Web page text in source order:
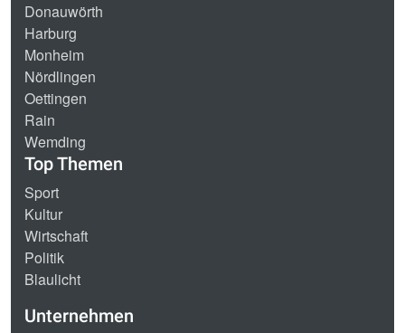
Donauwörth
Harburg
Monheim
Nördlingen
Oettingen
Rain
Wemding
Top Themen
Sport
Kultur
Wirtschaft
Politik
Blaulicht
Unternehmen